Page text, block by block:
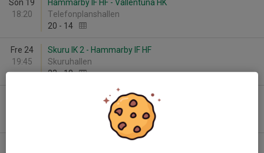
Sön 19
18:20
Hammarby IF HF - Vallentuna HK
Telefonplanshallen
20 - 14
Fre 24
19:45
Skuru IK 2 - Hammarby IF HF
Skuruhallen
23-18
Sannadals HK - Hammarby IF HF
Västertorpshallen